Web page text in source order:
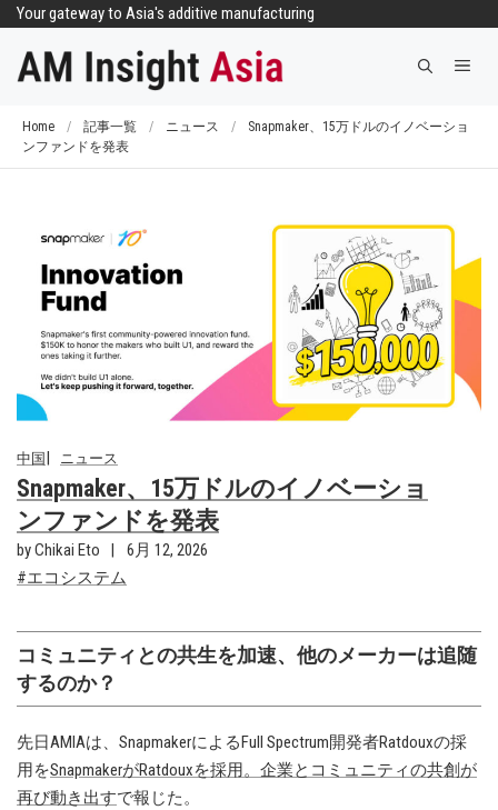
Your gateway to Asia's additive manufacturing
メ
Home / 記事一覧 / ニュース /
Snapmaker、15万ドルのイノベーショ
ンファンドを発表
中国 ニュース
Snapmaker、15万ドルのイノベーショ
ンファンドを発表
by Chikai Eto
6月 12, 2026
エコシステム
コミュニティとの共生を加速、他のメーカーは追随
するのか？
先日AMIAは、SnapmakerによるFull Spectrum開発者Ratdouxの採
用をSnapmakerがRatdouxを採用。企業とコミュニティの共創が
再び動き出すで報じた。